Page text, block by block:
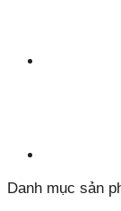
Danh mục sản